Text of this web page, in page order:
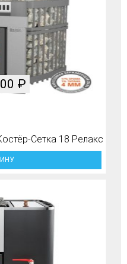
Сетка 18 Релакс
₽